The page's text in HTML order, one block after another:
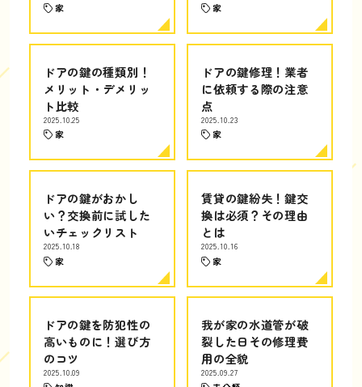
家 家
ドアの鍵の種類別！
メリット・デメリッ
ト比較
2025.10.25
家
ドアの鍵修理！業者
に依頼する際の注意
点
2025.10.23
家
ドアの鍵がおかし
い？交換前に試した
いチェックリスト
2025.10.18
家
賃貸の鍵紛失！鍵交
換は必須？その理由
とは
2025.10.16
家
ドアの鍵を防犯性の
高いものに！選び方
のコツ
2025.10.09
我が家の水道管が破
裂した日その修理費
用の全貌
2025.09.27